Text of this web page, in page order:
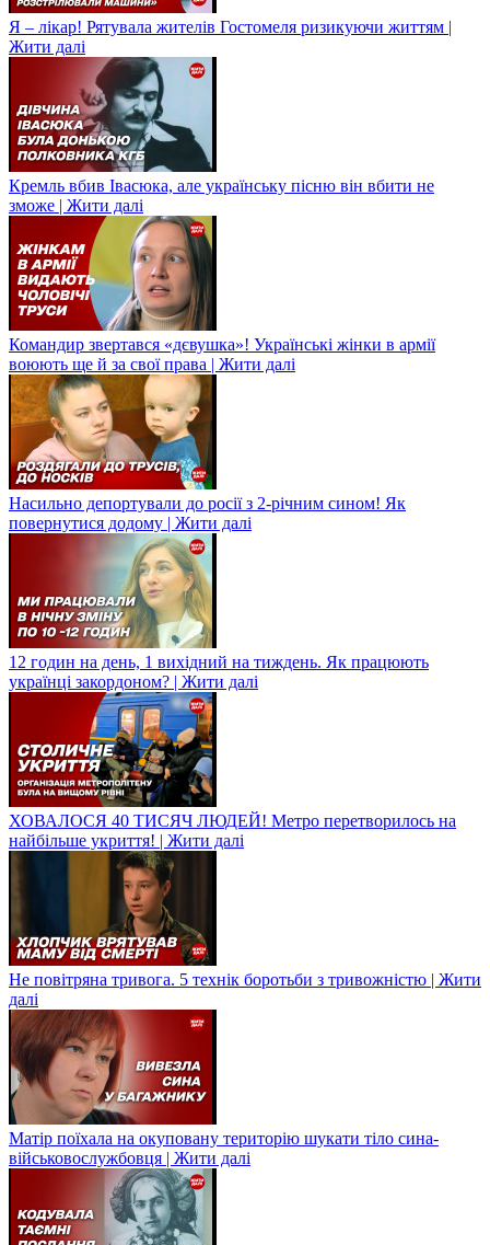
Я – лікар! Рятувала жителів Гостомеля ризикуючи життям |
Жити далі
Кремль вбив Івасюка, але українську пісню він вбити не
зможе | Жити далі
Командир звертався «дєвушка»! Українські жінки в армії
воюють ще й за свої права | Жити далі
Насильно депортували до росії з 2-річним сином! Як
повернутися додому | Жити далі
12 годин на день, 1 вихідний на тиждень. Як працюють
українці закордоном? | Жити далі
ХОВАЛОСЯ 40 ТИСЯЧ ЛЮДЕЙ! Метро перетворилось на
найбільше укриття! | Жити далі
Не повітряна тривога. 5 технік боротьби з тривожністю | Жити
далі
Матір поїхала на окуповану територію шукати тіло сина-
військовослужбовця | Жити далі